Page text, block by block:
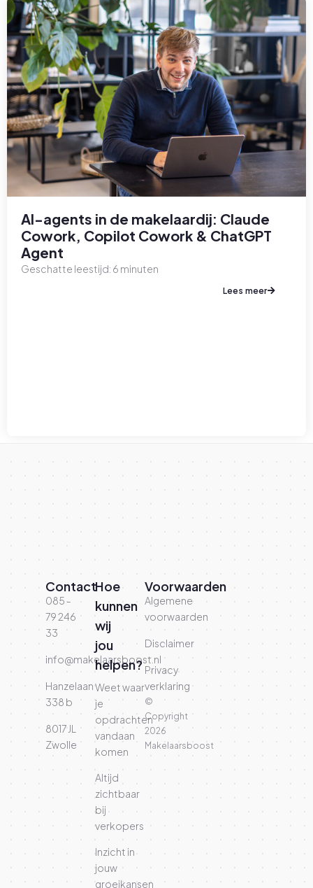
AI-agents in de makelaardij: Claude
Cowork, Copilot Cowork & ChatGPT
Agent
Geschatte leestijd: 6 minuten
Lees meer
Contact
085 -
79 246
33
info@makelaarsboost.nl
Hanzelaan
338 b
8017 JL
Zwolle
Hoe
kunnen
wij
jou
helpen?
Weet waar
je
opdrachten
vandaan
komen
Altijd
zichtbaar
bij
verkopers
Inzicht in
jouw
groeikansen
Voorwaarden
Algemene
voorwaarden
Disclaimer
Privacy
verklaring
©
Copyright
2026
Makelaarsboost